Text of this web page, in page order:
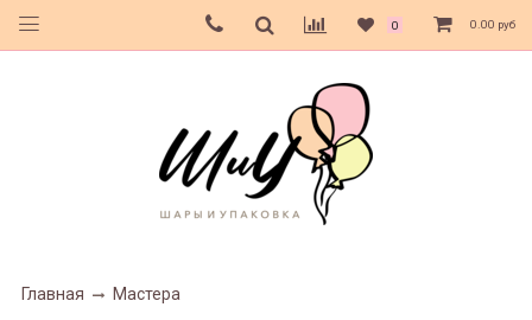
0 0.00 руб
Главная Мастера